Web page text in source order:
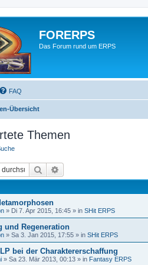
FORERPS
Das Forum rund um ERPS
FAQ
Übersicht
Themen
Suche
» Di 7. Apr 2015, 16:45 » in SHit ERPS
und Regeneration
» Sa 3. Jan 2015, 17:55 » in SHit ERPS
bei der Charaktererschaffung
» Sa 23. Mär 2013, 00:13 » in Fantasy ERPS